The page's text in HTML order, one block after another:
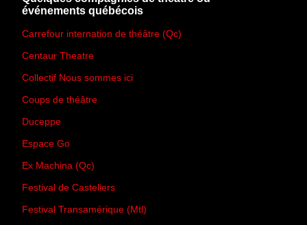
événements québécois
Carrefour internation de théâtre (Qc)
Centaur Theatre
Collectif Nous sommes ici
Coups de théâtre
Duceppe
Espace Go
Ex Machina (Qc)
Festival de Casteliers
Festival Transamérique (Mtl)